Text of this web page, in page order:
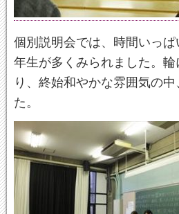
個別説明会では、時間いっ
年生が多くみられました。
り、終始和やかな雰囲気の
た。